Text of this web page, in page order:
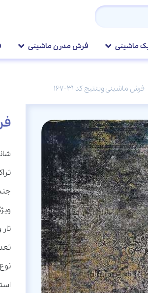
ماشینی فرش مدرن ماشینی
فرش ماشینی وینتیج کد 31-167